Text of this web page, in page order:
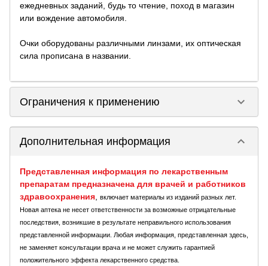
ежедневных заданий, будь то чтение, поход в магазин
или вождение автомобиля.
Очки оборудованы различными линзами, их оптическая
сила прописана в названии.
Ограничения к применению keyboard_arrow_down
Дополнительная информация keyboard_arrow_down
Представленная информация по лекарственным
препаратам предназначена для врачей и работников
здравоохранения
включает материалы из изданий разных лет.
Новая аптека не несет ответственности за возможные отрицательные
последствия, возникшие в результате неправильного использования
представленной информации. Любая информация, представленная здесь,
не заменяет консультации врача и не может служить гарантией
положительного эффекта лекарственного средства.